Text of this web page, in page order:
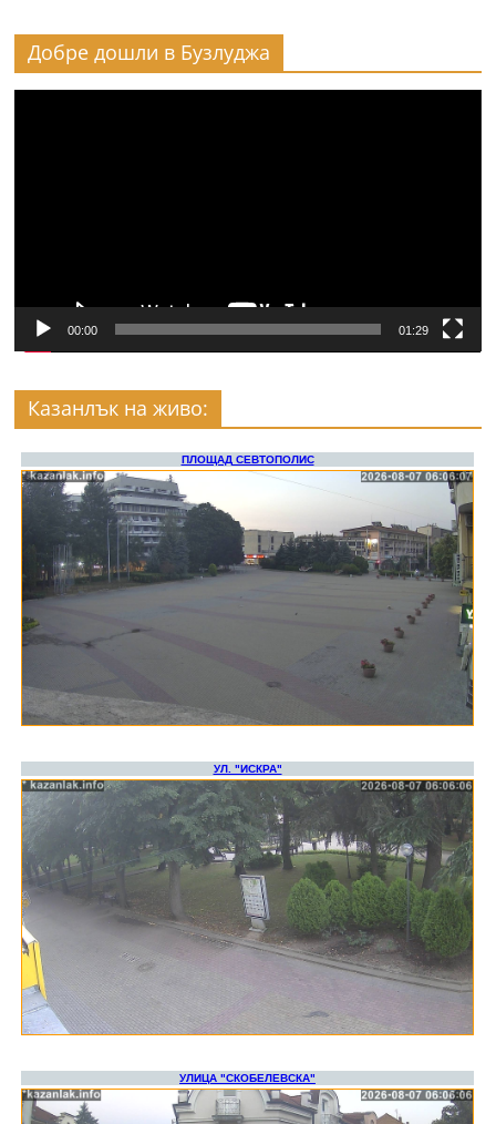
Добре дошли в Бузлуджа
00:00 01:29
Казанлък на живо: